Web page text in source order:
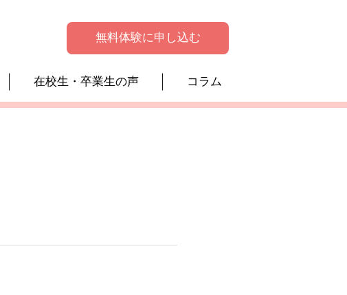
無料体験に申し込む
在校生・卒業生の声 コラム